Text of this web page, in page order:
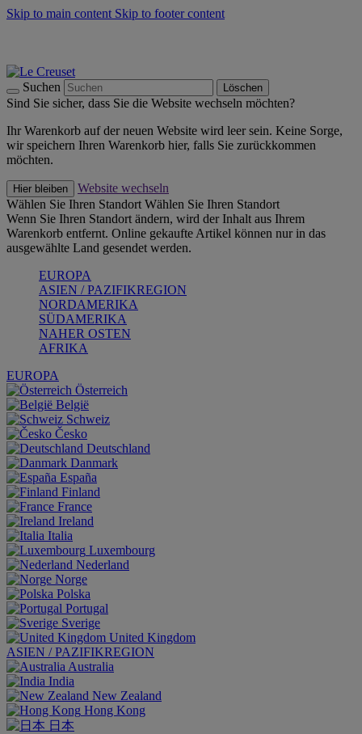
Skip to main content Skip to footer content
Suchen Löschen
Sind Sie sicher, dass Sie die Website wechseln möchten?
Ihr Warenkorb auf der neuen Website wird leer sein. Keine Sorge,
wir speichern Ihren Warenkorb hier, falls Sie zurückkommen
möchten.
Hier bleiben
Website wechseln
Wählen Sie Ihren Standort Wählen Sie Ihren Standort
Wenn Sie Ihren Standort ändern, wird der Inhalt aus Ihrem
Warenkorb entfernt. Online gekaufte Artikel können nur in das
ausgewählte Land gesendet werden.
EUROPA
ASIEN / PAZIFIKREGION
NORDAMERIKA
SÜDAMERIKA
NAHER OSTEN
AFRIKA
EUROPA
Österreich
België
Schweiz
Česko
Deutschland
Danmark
España
Finland
France
Ireland
Italia
Luxembourg
Nederland
Norge
Polska
Portugal
Sverige
United Kingdom
ASIEN / PAZIFIKREGION
Australia
India
New Zealand
Hong Kong
日本